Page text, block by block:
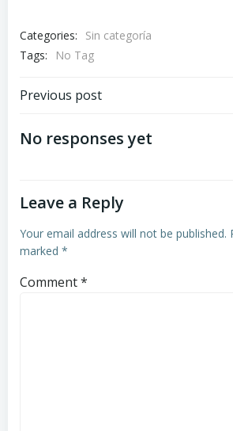
Categories:
Sin categoría
Tags:
No Tag
Post
navigation
Previous post
No responses yet
Leave a Reply
Your email address will not be published.
marked *
Comment*